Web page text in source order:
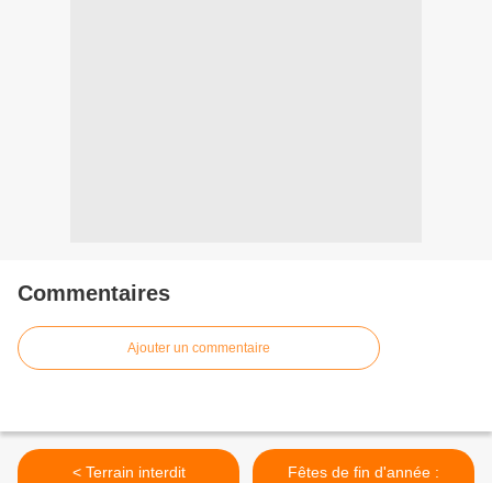
Commentaires
Ajouter un commentaire
< Terrain interdit
Fêtes de fin d'année :